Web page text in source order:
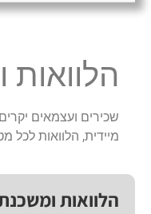
שכירים ועצמאים
מיידית, הלוואות
הלוואות